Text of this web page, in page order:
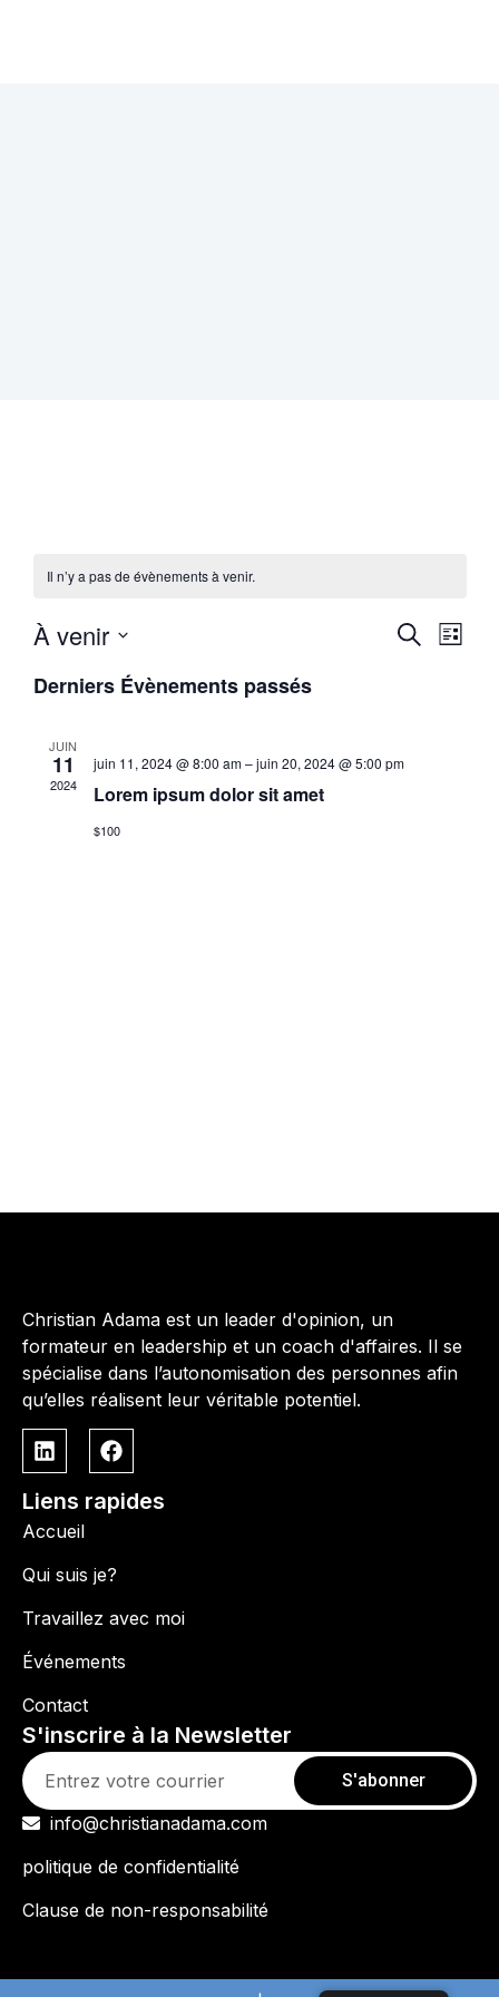
Il n’y a pas de évènements à venir.
de
Recherche
Liste
À venir
une
date.
Derniers Évènements passés
JUIN
11
2024
juin 11, 2024 @ 8:00 am–juin 20, 2024 @ 5:00 pm
Lorem ipsum dolor sit amet
$100
Christian Adama est un leader d'opinion, un
formateur en leadership et un coach d'affaires. Il se
spécialise dans l’autonomisation des personnes afin
qu’elles réalisent leur véritable potentiel.
Liens rapides
Accueil
Qui suis je?
Travaillez avec moi
Événements
Contact
S'inscrire à la Newsletter
S'abonner
info@christianadama.com
politique de confidentialité
Clause de non-responsabilité